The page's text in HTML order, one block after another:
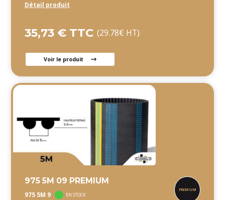
Détail produit
35,73 € TTC (29.78€ HT)
Voir le produit
975 5M 09 PREMIUM
975 5M 9 EN STOCK